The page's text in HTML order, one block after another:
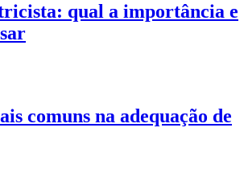
qual a importância e
comuns na adequação de